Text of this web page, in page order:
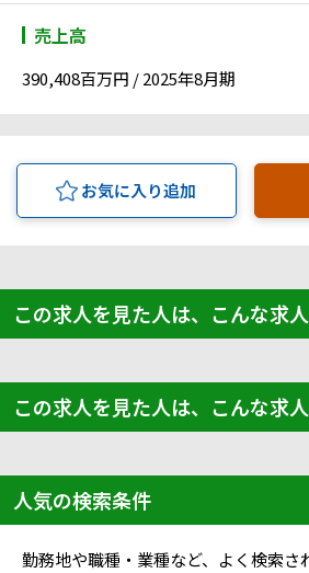
売上高
390,408百万円 / 2025年8月期
お気に入り追加
この求人を見た人は、こんな求
この求人を見た人は、こんな求
人気の検索条件
勤務地や職種・業種など、よく検索さ